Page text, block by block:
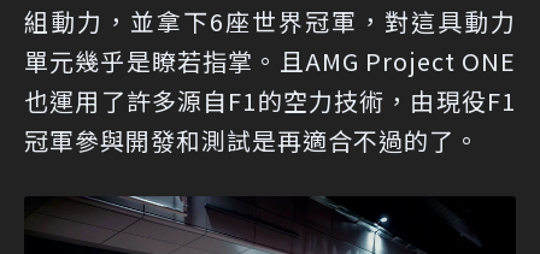
組動力，並拿下6座世界冠軍，對這具動力
單元幾乎是瞭若指掌。且AMG Project ONE
也運用了許多源自F1的空力技術，由現役F1
冠軍參與開發和測試是再適合不過的了。